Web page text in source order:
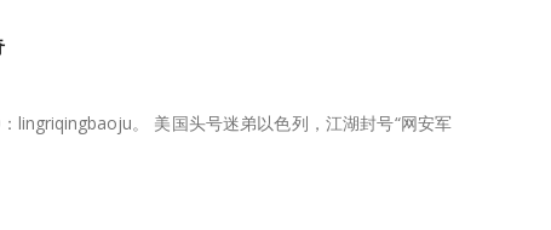
lingriqingbaoju。 美国头号迷弟以色列，江湖封号“网安军